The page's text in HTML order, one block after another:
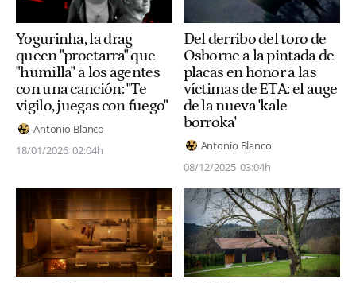
Yogurinha, la drag
queen "proetarra" que
"humilla" a los agentes
con una canción: "Te
vigilo, juegas con fuego"
Antonio Blanco
18/01/2026 02:04h
Del derribo del toro de
Osborne a la pintada de
placas en honor a las
víctimas de ETA: el auge
de la nueva 'kale
borroka'
Antonio Blanco
08/12/2025 03:04h